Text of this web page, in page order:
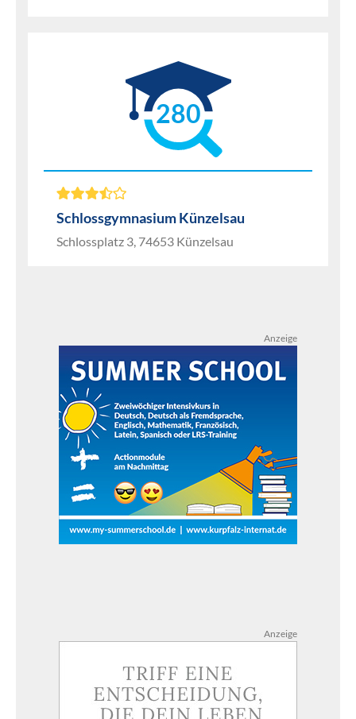
280
Schlossgymnasium Künzelsau
Schlossplatz 3, 74653 Künzelsau
Anzeige
Anzeige